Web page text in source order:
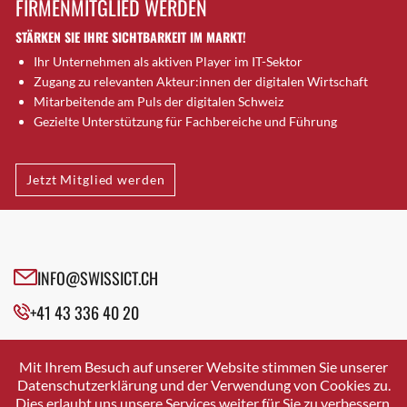
Brugg AG
Brütten
Bubendorf
Bubikon
Buchs (SG)
Bäretswil
Bülach
Cazis
Crissier
Davos Platz
Dierikon
Dietikon
FIRMENMITGLIED WERDEN
STÄRKEN SIE IHRE SICHTBARKEIT IM MARKT!
Ihr Unternehmen als aktiven Player im IT-Sektor
Zugang zu relevanten Akteur:innen der digitalen Wirtschaft
Mitarbeitende am Puls der digitalen Schweiz
Gezielte Unterstützung für Fachbereiche und Führung
Jetzt Mitglied werden
INFO@SWISSICT.CH
+41 43 336 40 20
SWISSICT
VULKANSTRASSE 120
8048 ZURICH
Mit Ihrem Besuch auf unserer Website stimmen Sie unserer
Datenschutzerklärung und der Verwendung von Cookies zu.
Dies erlaubt uns unsere Services weiter für Sie zu verbessern.